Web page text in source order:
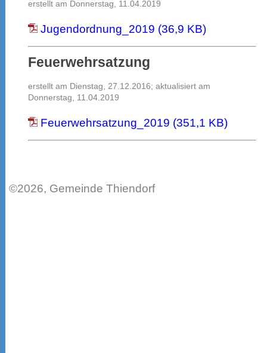
erstellt am Donnerstag, 11.04.2019
Jugendordnung_2019 (36,9 KB)
Feuerwehrsatzung
erstellt am Dienstag, 27.12.2016; aktualisiert am
Donnerstag, 11.04.2019
Feuerwehrsatzung_2019 (351,1 KB)
©2026, Gemeinde Thiendorf